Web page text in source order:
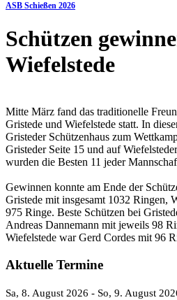
ASB Schießen 2026
Schützen
Wiefelstede
Mitte März fand das traditionelle
Gristede und Wiefelstede statt. In
Gristeder Schützenhaus zum
Gristeder Seite 15 und auf
wurden die Besten 11 jeder
Gewinnen konnte am Ende der
Gristede mit insgesamt 1032 Ringen,
975 Ringe. Beste Schützen bei
Andreas Dannemann mit jeweils 98
Wiefelstede war Gerd Cordes mit 96
Aktuelle Termine
Sa, 8. August 2026 - So, 9. August